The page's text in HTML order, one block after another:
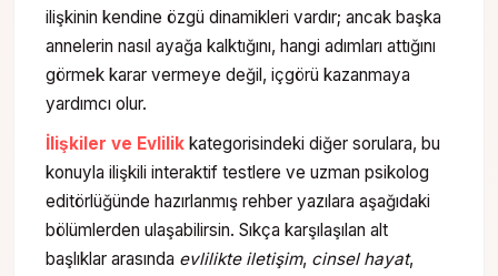
ilişkinin kendine özgü dinamikleri vardır; ancak başka
annelerin nasıl ayağa kalktığını, hangi adımları attığını
görmek karar vermeye değil, içgörü kazanmaya
yardımcı olur.
İlişkiler ve Evlilik kategorisindeki diğer sorulara, bu
konuyla ilişkili interaktif testlere ve uzman psikolog
editörlüğünde hazırlanmış rehber yazılara aşağıdaki
bölümlerden ulaşabilirsin. Sıkça karşılaşılan alt
başlıklar arasında evlilikte iletişim, cinsel hayat,